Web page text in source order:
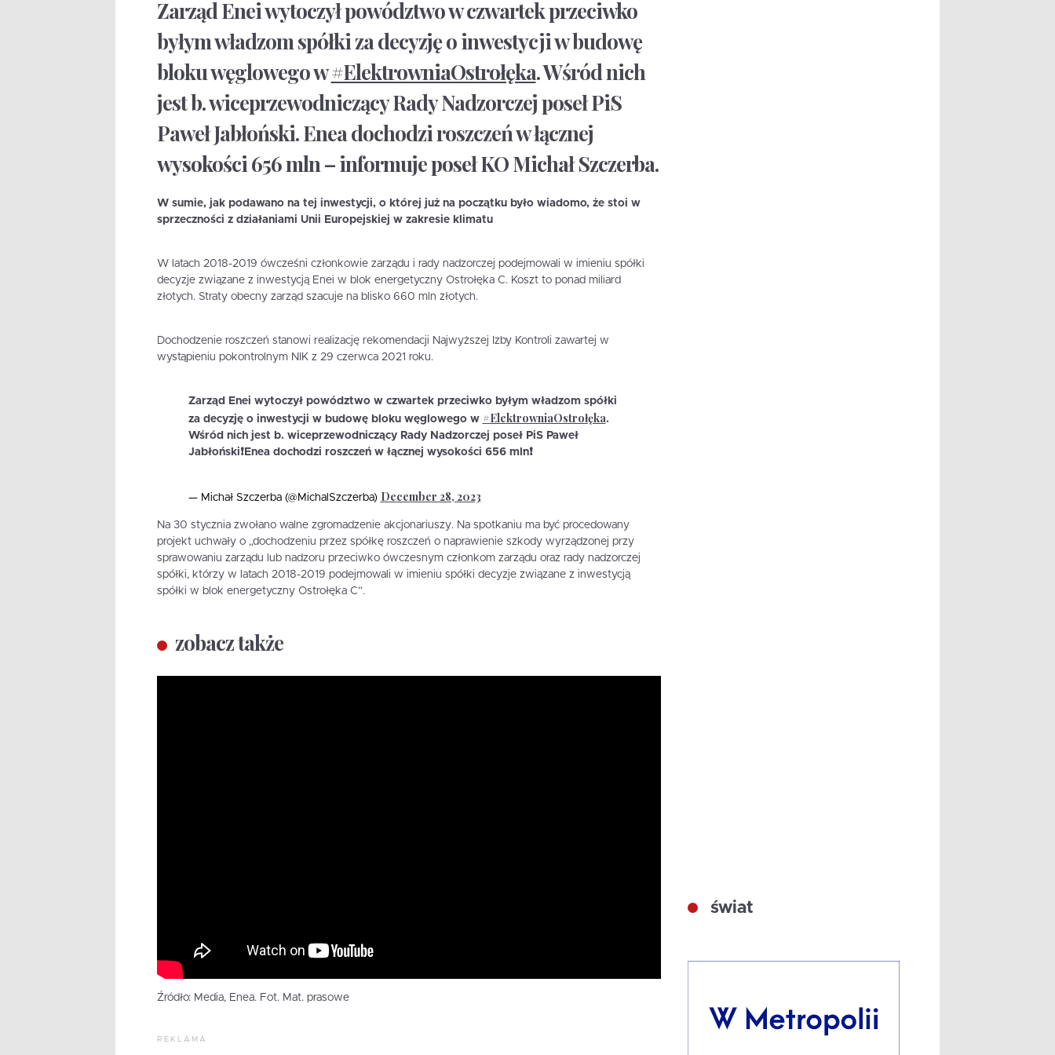
Zarząd Enei wytoczył powództwo w czwartek przeciwko
byłym władzom spółki za decyzję o inwestycji w budowę
bloku węglowego w#ElektrowniaOstrołęka. Wśród nich
jest b. wiceprzewodniczący Rady Nadzorczej poseł PiS
Paweł Jabłoński. Enea dochodzi roszczeń w łącznej
wysokości 656 mln – informuje poseł KO Michał Szczerba.
W sumie, jak podawano na tej inwestycji, o której już na początku było wiadomo, że stoi w
sprzeczności z działaniami Unii Europejskiej w zakresie klimatu
W latach 2018-2019 ówcześni członkowie zarządu i rady nadzorczej podejmowali w imieniu spółki
decyzje związane z inwestycją Enei w blok energetyczny Ostrołęka C. Koszt to ponad miliard
złotych. Straty obecny zarząd szacuje na blisko 660 mln złotych.
Dochodzenie roszczeń stanowi realizację rekomendacji Najwyższej Izby Kontroli zawartej w
wystąpieniu pokontrolnym NIK z 29 czerwca 2021 roku.
Zarząd Enei wytoczył powództwo w czwartek przeciwko byłym władzom spółki
za decyzję o inwestycji w budowę bloku węglowego w #ElektrowniaOstrołęka.
Wśród nich jest b. wiceprzewodniczący Rady Nadzorczej poseł PiS Paweł
Jabłoński❗️Enea dochodzi roszczeń w łącznej wysokości 656 mln❗️
— Michał Szczerba (@MichalSzczerba) December 28, 2023
Na 30 stycznia zwołano walne zgromadzenie akcjonariuszy. Na spotkaniu ma być procedowany
projekt uchwały o „dochodzeniu przez spółkę roszczeń o naprawienie szkody wyrządzonej przy
sprawowaniu zarządu lub nadzoru przeciwko ówczesnym członkom zarządu oraz rady nadzorczej
spółki, którzy w latach 2018-2019 podejmowali w imieniu spółki decyzje związane z inwestycją
spółki w blok energetyczny Ostrołęka C”.
zobacz także
Źródło: Media, Enea. Fot. Mat. prasowe
REKLAMA
świat